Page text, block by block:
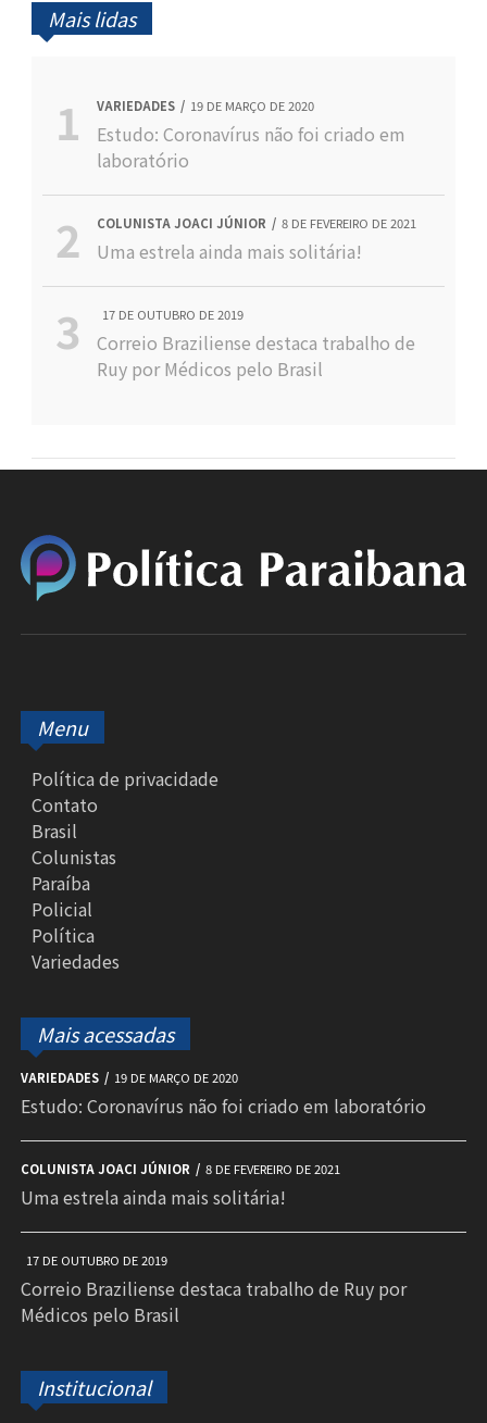
Mais lidas
VARIEDADES 19 DE MARÇO DE 2020
Estudo: Coronavírus não foi criado em
laboratório
COLUNISTA JOACI JÚNIOR 8 DE FEVEREIRO DE 2021
Uma estrela ainda mais solitária!
17 DE OUTUBRO DE 2019
Correio Braziliense destaca trabalho de
Ruy por Médicos pelo Brasil
Menu
Política de privacidade
Contato
Brasil
Colunistas
Paraíba
Policial
Política
Variedades
Mais acessadas
VARIEDADES 19 DE MARÇO DE 2020
Estudo: Coronavírus não foi criado em laboratório
COLUNISTA JOACI JÚNIOR 8 DE FEVEREIRO DE 2021
Uma estrela ainda mais solitária!
17 DE OUTUBRO DE 2019
Correio Braziliense destaca trabalho de Ruy por
Médicos pelo Brasil
Institucional